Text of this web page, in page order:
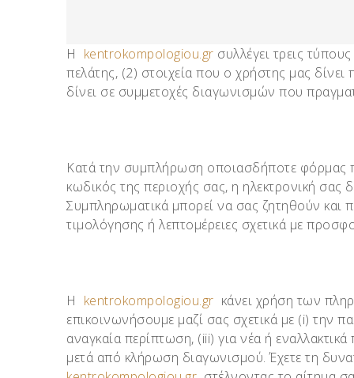
Η kentrokompologiou.gr συλλέγει τρεις
πελάτης, (2) στοιχεία που ο χρήστης μας
δίνει σε συμμετοχές διαγωνισμών που
Κατά την συμπλήρωση οποιασδήποτε φόρμας
κωδικός της περιοχής σας, η ηλεκτρονική
Συμπληρωματικά μπορεί να σας ζητηθούν και
τιμολόγησης ή λεπτομέρειες σχετικά με
Η kentrokompologiou.gr κάνει χρήση των
επικοινωνήσουμε μαζί σας σχετικά με (i) την
αναγκαία περίπτωση, (iii) για νέα ή
μετά από κλήρωση διαγωνισμού. Έχετε τη